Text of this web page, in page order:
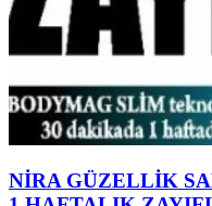
NİRA GÜZELLİK